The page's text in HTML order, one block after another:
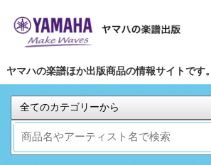
ヤマハの楽譜ほか出版商品の情報サイトです。